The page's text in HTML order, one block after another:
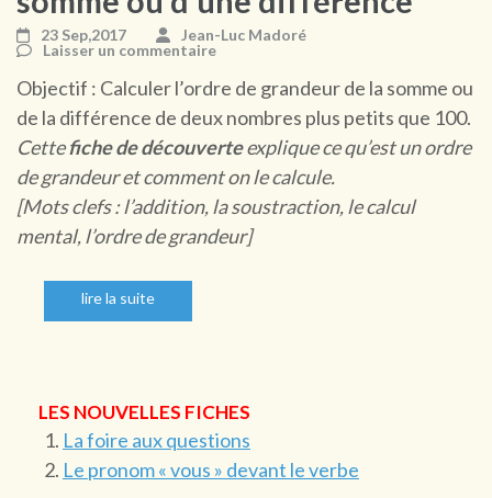
23 Sep,2017
Jean-Luc Madoré
Laisser un commentaire
Objectif : Calculer l’ordre de grandeur de la somme ou
de la différence de deux nombres plus petits que 100.
Cettefiche de découverteexplique ce qu’est un ordre
de grandeur et comment on le calcule.
[Mots clefs : l’addition, la soustraction, le calcul
mental, l’ordre de grandeur]
lire la suite
LES NOUVELLES FICHES
La foire aux questions
Le pronom « vous » devant le verbe